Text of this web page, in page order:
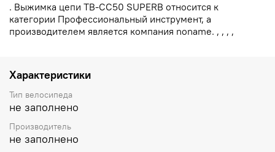
. Выжимка цепи TB-CC50 SUPERB относится к
категории Профессиональный инструмент, а
производителем является компания noname. , , , ,
Характеристики
Тип велосипеда
не заполнено
Производитель
не заполнено